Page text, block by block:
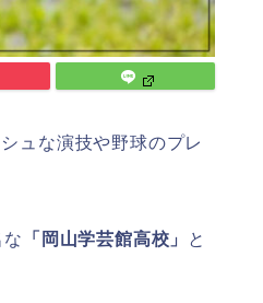
ュな演技や野球のプレ
「岡山学芸館高校」
と